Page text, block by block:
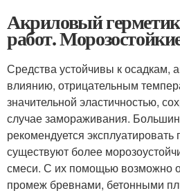
Акриловый
работ.
Средства устойчивы к осадкам,
влиянию, отрицательным
значительной эластичностью,
случае замораживания.
рекомендуется
существуют более
смеси. С их помощью возможно
промеж бревнами, бетонными